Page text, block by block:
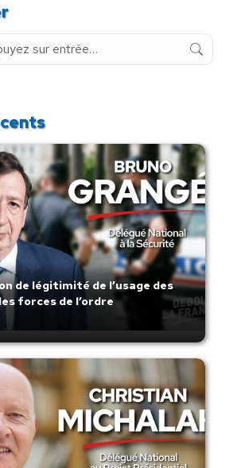
de légitimité de l’usage des
forces de l’ordre